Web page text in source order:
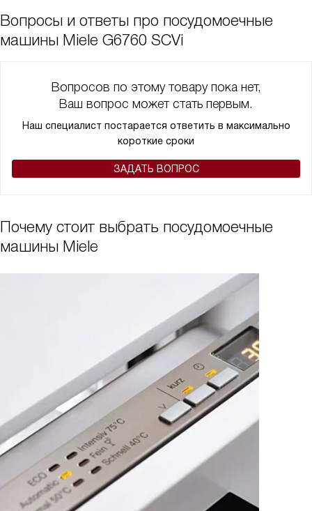
очень выручает!!!
Вопросы и ответы про посудомоечные
машины Miele G6760 SCVi
Вопросов по этому товару пока нет,
Ваш вопрос может стать первым.
Наш специалист постарается ответить в максимально
короткие сроки
ЗАДАТЬ ВОПРОС
Почему стоит выбрать посудомоечные
машины Miele